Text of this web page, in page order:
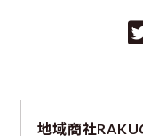
地域商社RAKU